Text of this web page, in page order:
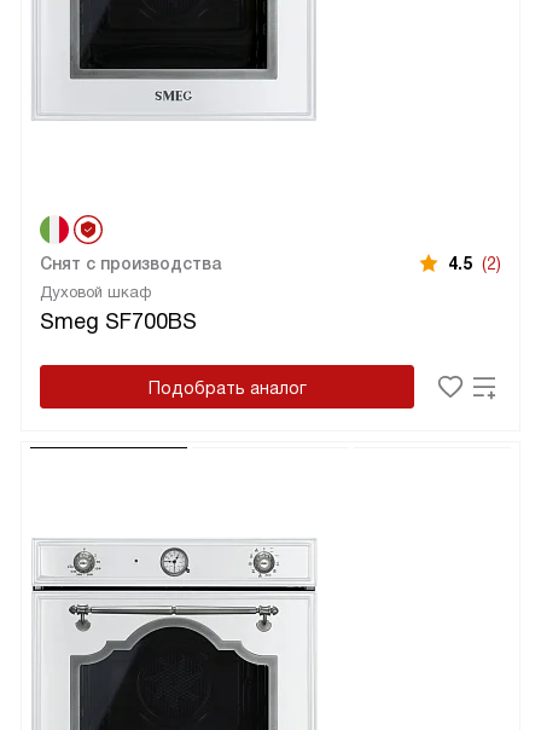
Духовой шкаф
Smeg SF700BS
Снят с производства 4.5 (2)
Подобрать аналог